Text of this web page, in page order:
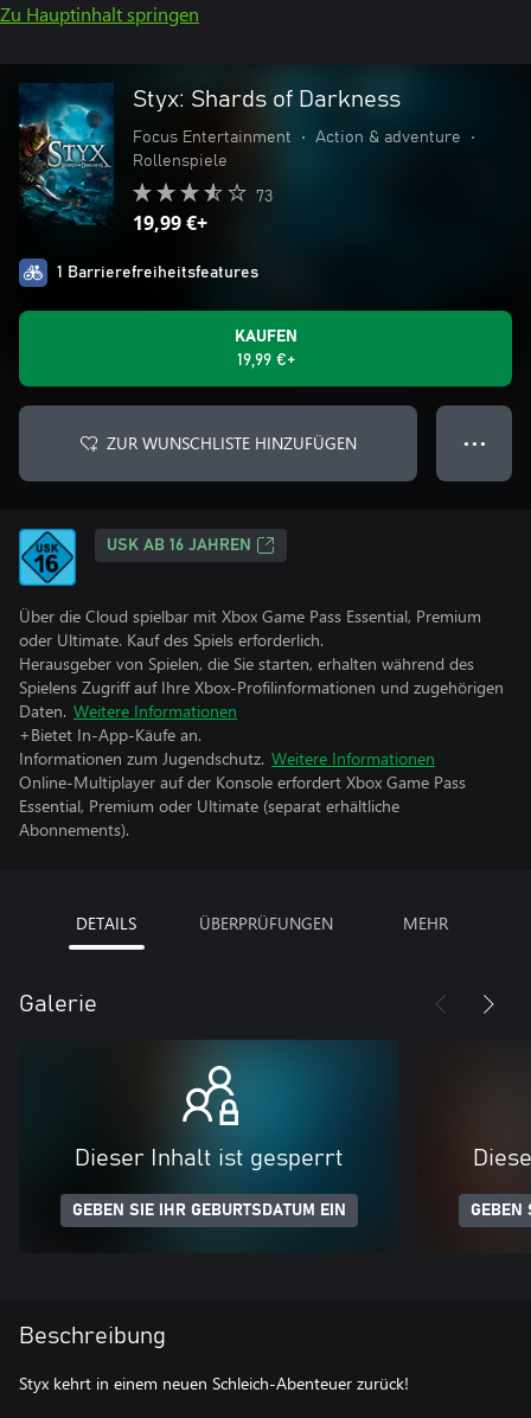
Zu Hauptinhalt springen
Styx: Shards of Darkness
Focus Entertainment • Action & adventure
•
Rollenspiele
73
19,99 €+
1 Barrierefreiheitsfeatures
KAUFEN
19,99 €+
ZUR WUNSCHLISTE HINZUFÜGEN ● ● ●
USK AB 16 JAHREN
Über die Cloud spielbar mit Xbox Game Pass Essential, Premium
oder Ultimate. Kauf des Spiels erforderlich.
Herausgeber von Spielen, die Sie starten, erhalten während des
Spielens Zugriff auf Ihre Xbox-Profilinformationen und zugehörigen
Daten. Weitere Informationen
+Bietet In-App-Käufe an.
Informationen zum Jugendschutz. Weitere Informationen
Online-Multiplayer auf der Konsole erfordert Xbox Game Pass
Essential, Premium oder Ultimate (separat erhältliche
Abonnements).
DETAILS ÜBERPRÜFUNGEN MEHR
Galerie
Dieser Inhalt ist gesperrt
GEBEN SIE IHR GEBURTSDATUM EIN GEBEN
Beschreibung
Styx kehrt in einem neuen Schleich-Abenteuer zurück!